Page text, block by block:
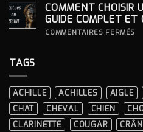
À
COMMENT CHOISIR
GUIDE COMPLET ET
COMMENTAIRES FERMÉS
?
TAGS
ACHILLE ACHILLES AIGLE
CHAT
CHEVAL CHIEN
CLARINETTE
COUGAR